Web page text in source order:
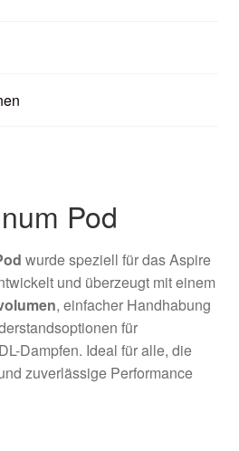
Pod
wurde speziell für das Aspire
und überzeugt mit einem
, einfacher Handhabung
für
Dampfen. Ideal für alle, die
zuverlässige Performance